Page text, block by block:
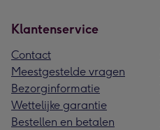
Klantenservice
Contact
Meestgestelde vragen
Bezorginformatie
Wettelijke garantie
Bestellen en betalen